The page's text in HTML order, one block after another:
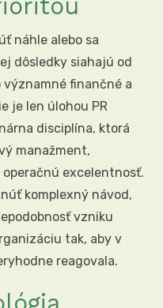
náhle alebo sa
dôsledky siahajú od
významné finančné a
je len úlohou PR
disciplína, ktorá
manažment,
excelentnosť.
komplexný návod,
vzniku
tak, aby v
reagovala.